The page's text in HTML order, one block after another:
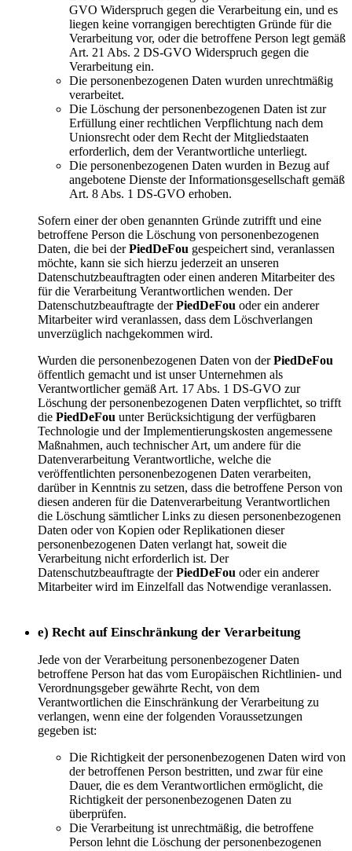
GVO Widerspruch gegen die Verarbeitung ein, und es
liegen keine vorrangigen berechtigten Gründe für die
Verarbeitung vor, oder die betroffene Person legt gemäß
Art. 21 Abs. 2 DS-GVO Widerspruch gegen die
Verarbeitung ein.
Die personenbezogenen Daten wurden unrechtmäßig
verarbeitet.
Die Löschung der personenbezogenen Daten ist zur
Erfüllung einer rechtlichen Verpflichtung nach dem
Unionsrecht oder dem Recht der Mitgliedstaaten
erforderlich, dem der Verantwortliche unterliegt.
Die personenbezogenen Daten wurden in Bezug auf
angebotene Dienste der Informationsgesellschaft gemäß
Art. 8 Abs. 1 DS-GVO erhoben.
Sofern einer der oben genannten Gründe zutrifft und eine
betroffene Person die Löschung von personenbezogenen
Daten, die bei derPiedDeFou gespeichert sind, veranlassen
möchte, kann sie sich hierzu jederzeit an unseren
Datenschutzbeauftragten oder einen anderen Mitarbeiter des
für die Verarbeitung Verantwortlichen wenden. Der
Datenschutzbeauftragte derPiedDeFou oder ein anderer
Mitarbeiter wird veranlassen, dass dem Löschverlangen
unverzüglich nachgekommen wird.
Wurden die personenbezogenen Daten von derPiedDeFou
öffentlich gemacht und ist unser Unternehmen als
Verantwortlicher gemäß Art. 17 Abs. 1 DS-GVO zur
Löschung der personenbezogenen Daten verpflichtet, so trifft
die PiedDeFou unter Berücksichtigung der verfügbaren
Technologie und der Implementierungskosten angemessene
Maßnahmen, auch technischer Art, um andere für die
Datenverarbeitung Verantwortliche, welche die
veröffentlichten personenbezogenen Daten verarbeiten,
darüber in Kenntnis zu setzen, dass die betroffene Person von
diesen anderen für die Datenverarbeitung Verantwortlichen
die Löschung sämtlicher Links zu diesen personenbezogenen
Daten oder von Kopien oder Replikationen dieser
personenbezogenen Daten verlangt hat, soweit die
Verarbeitung nicht erforderlich ist. Der
Datenschutzbeauftragte derPiedDeFou oder ein anderer
Mitarbeiter wird im Einzelfall das Notwendige veranlassen.
e) Recht auf Einschränkung der Verarbeitung
Jede von der Verarbeitung personenbezogener Daten
betroffene Person hat das vom Europäischen Richtlinien- und
Verordnungsgeber gewährte Recht, von dem
Verantwortlichen die Einschränkung der Verarbeitung zu
verlangen, wenn eine der folgenden Voraussetzungen
gegeben ist:
Die Richtigkeit der personenbezogenen Daten wird von
der betroffenen Person bestritten, und zwar für eine
Dauer, die es dem Verantwortlichen ermöglicht, die
Richtigkeit der personenbezogenen Daten zu
überprüfen.
Die Verarbeitung ist unrechtmäßig, die betroffene
Person lehnt die Löschung der personenbezogenen